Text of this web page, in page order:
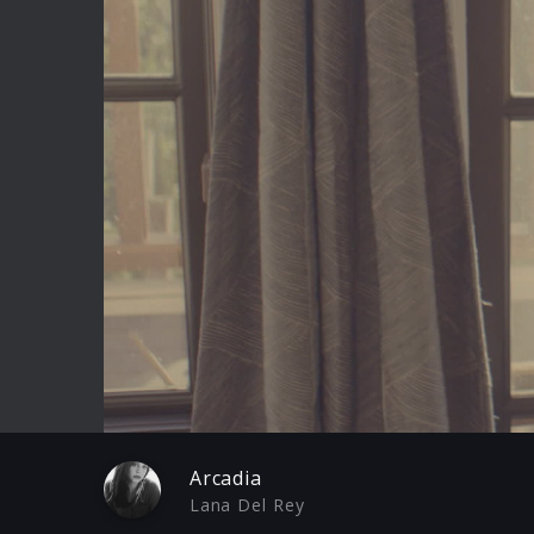
Play
Arcadia
Lana Del Rey